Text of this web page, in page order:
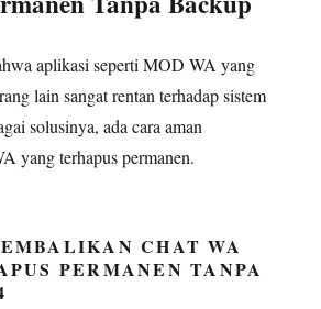
aplikasi seperti MOD WA yang
lain sangat rentan terhadap sistem
solusinya, ada cara aman
yang terhapus permanen.
CHAT WA
PERMANEN TANPA